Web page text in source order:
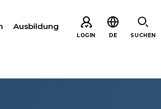
Ausbildung
LOGIN DE SUCHEN